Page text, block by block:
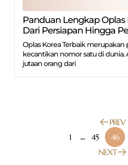
Panduan Lengkap Oplas
Dari Persiapan Hingga
Oplas Korea Terbaik merupakan
kecantikan nomor satu di dunia.
jutaan orang dari
PREV
1
... 45 46
NEXT